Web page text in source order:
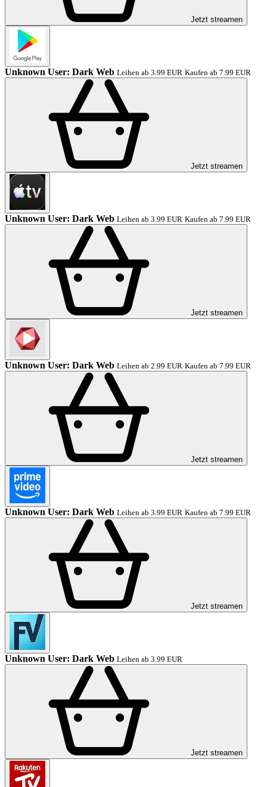
Jetzt streamen
Unknown User: Dark Web Leihen ab 3.99 EUR Kaufen ab 7.99 EUR
Jetzt streamen
Unknown User: Dark Web Leihen ab 3.99 EUR Kaufen ab 7.99 EUR
Jetzt streamen
Unknown User: Dark Web Leihen ab 2.99 EUR Kaufen ab 7.99 EUR
Jetzt streamen
Unknown User: Dark Web Leihen ab 3.99 EUR Kaufen ab 7.99 EUR
Jetzt streamen
Unknown User: Dark Web Leihen ab 3.99 EUR
Jetzt streamen